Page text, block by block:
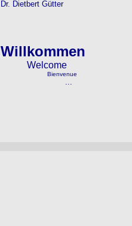
Dr. Dietbert Gütter
Willkommen
Welcome
Bienvenue